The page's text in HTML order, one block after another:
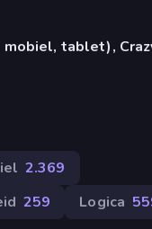
tablet),
2.369
259 Logica